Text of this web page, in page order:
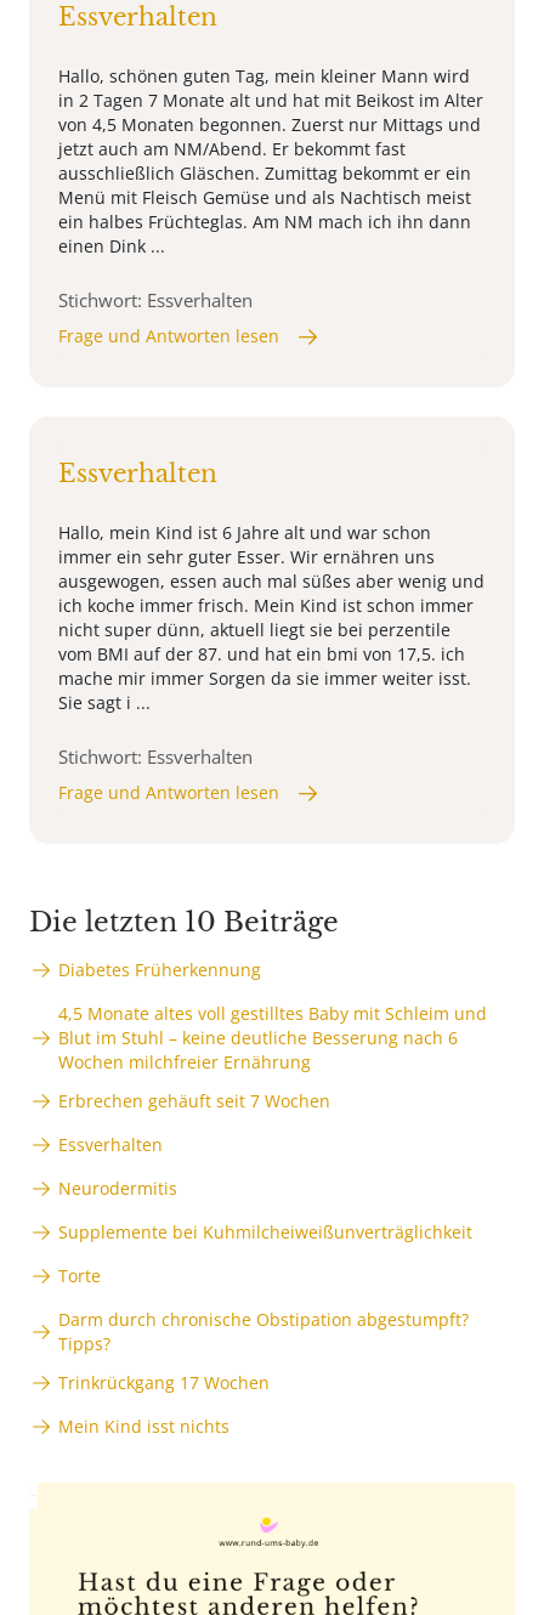
Essverhalten
Hallo, schönen guten Tag, mein kleiner Mann wird
in 2 Tagen 7 Monate alt und hat mit Beikost im Alter
von 4,5 Monaten begonnen. Zuerst nur Mittags und
jetzt auch am NM/Abend. Er bekommt fast
ausschließlich Gläschen. Zumittag bekommt er ein
Menü mit Fleisch Gemüse und als Nachtisch meist
ein halbes Früchteglas. Am NM mach ich ihn dann
einen Dink ...
Stichwort: Essverhalten
Frage und Antworten lesen
Essverhalten
Hallo, mein Kind ist 6 Jahre alt und war schon
immer ein sehr guter Esser. Wir ernähren uns
ausgewogen, essen auch mal süßes aber wenig und
ich koche immer frisch. Mein Kind ist schon immer
nicht super dünn, aktuell liegt sie bei perzentile
vom BMI auf der 87. und hat ein bmi von 17,5. ich
mache mir immer Sorgen da sie immer weiter isst.
Sie sagt i ...
Stichwort: Essverhalten
Frage und Antworten lesen
Die letzten 10 Beiträge
Diabetes Früherkennung
4,5 Monate altes voll gestilltes Baby mit Schleim und
Blut im Stuhl – keine deutliche Besserung nach 6
Wochen milchfreier Ernährung
Erbrechen gehäuft seit 7 Wochen
Essverhalten
Neurodermitis
Supplemente bei Kuhmilcheiweißunverträglichkeit
Torte
Darm durch chronische Obstipation abgestumpft?
Tipps?
Trinkrückgang 17 Wochen
Mein Kind isst nichts